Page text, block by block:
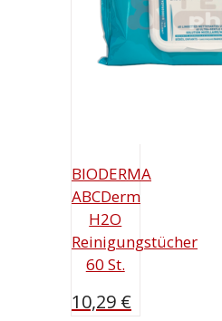
BIODERMA
ABCDerm
H2O
Reinigungstücher
60 St.
10,29 €